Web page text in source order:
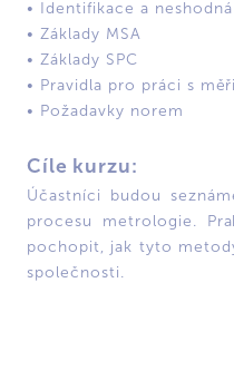
• Identifikace a
• Základy MSA
• Základy SPC
• Pravidla pro práci s
• Požadavky norem
Cíle kurzu:
Účastníci budou
procesu metrologie.
pochopit, jak tyto
společnosti.